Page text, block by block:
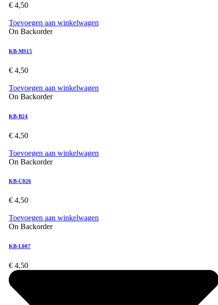
€ 4,50
Toevoegen aan winkelwagen
On Backorder
KB-MS15
€ 4,50
Toevoegen aan winkelwagen
On Backorder
KB-B24
€ 4,50
Toevoegen aan winkelwagen
On Backorder
KB-C026
€ 4,50
Toevoegen aan winkelwagen
On Backorder
KB-L007
€ 4,50